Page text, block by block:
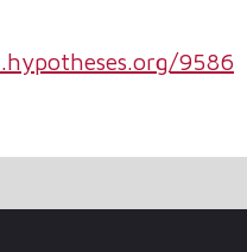
9586
DE NEW YORK